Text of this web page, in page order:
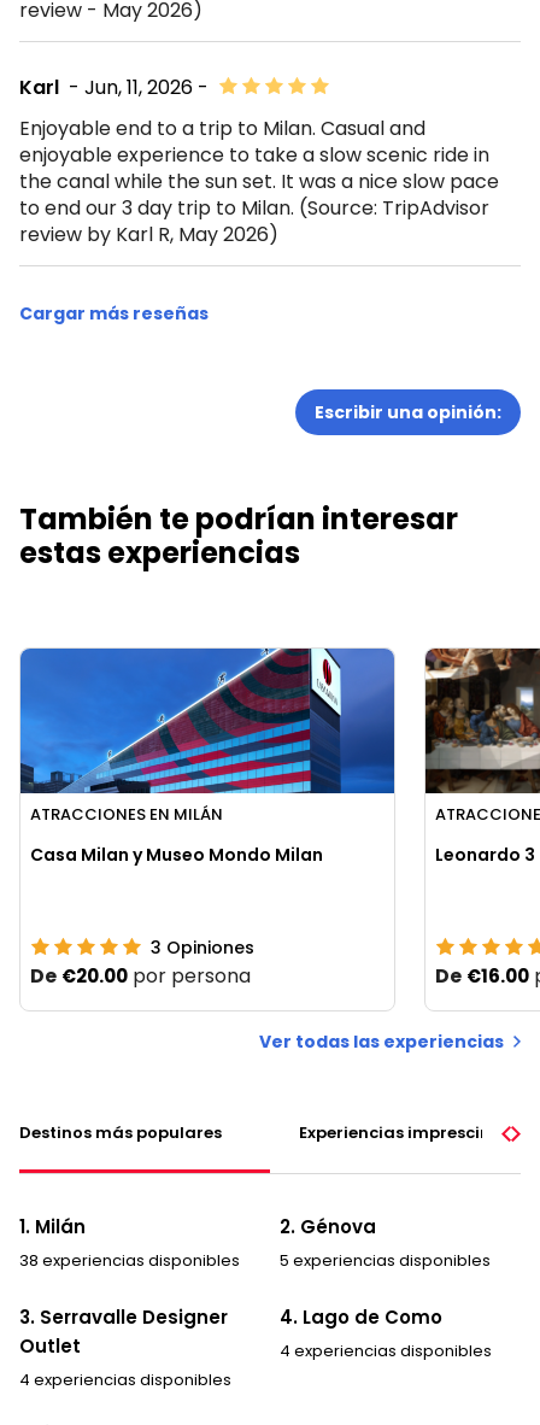
review - May 2026)
- Jun, 11, 2026 -
Karl
Enjoyable end to a trip to Milan. Casual and
enjoyable experience to take a slow scenic ride in
the canal while the sun set. It was a nice slow pace
to end our 3 day trip to Milan. (Source: TripAdvisor
review by Karl R, May 2026)
Cargar más reseñas
Escribir una opinión:
También te podrían interesar
estas experiencias
ATRACCIONES EN MILÁN
Casa Milan y Museo Mondo Milan
3 Opiniones
De €20.00 por persona
Leonardo 3
De €16.00
Ver todas las experiencias
Destinos más populares Experiencias imprescindibles
1. Milán
38 experiencias disponibles
2. Génova
5 experiencias disponibles
3. Serravalle Designer
Outlet
4 experiencias disponibles
4. Lago de Como
4 experiencias disponibles